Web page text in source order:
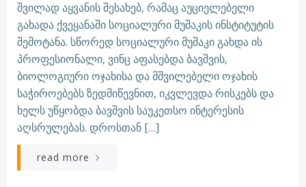
შვილად აყვანის შესახებ, რამაც აუციელებელი
გახადა ქვეყანაში სოციალური მუშაკის ინსტიტუტის
შემოტანა. სწორედ სოციალური მუშაკი გახდა ის
პროფესიონალი, ვინც აფასებდა ბავშვის,
ბიოლოგიური ოჯახისა და მშვილებელი ოჯახის
საჭიროებებს ზედმიწევნით, იკვლევდა რისკებს და
ხელს უწყობდა ბავშვის საუკეთსო ინტერესის
აღსრულებას. დროსთან […]
read more